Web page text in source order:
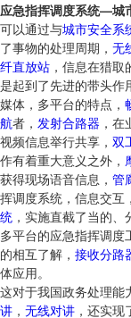
应急指挥调度系统—城
可以通过与城市安全系
了事物的处理周期， 无
纤直放站 ，信息在猎
是起到了先进的带头作
媒体，多平台的特点，
航者， 发射合路器 ，
视频信息举行共享， 双
作有着重大意义之外，
获得现场语音信息， 管
挥调度系统，信息交互
统 ，实施直截了当的、
多平台的应急指挥调度
的相互了解， 接收分路
体应用。
这对于我国政务处理能
讲 ， 无线对讲 ，还实